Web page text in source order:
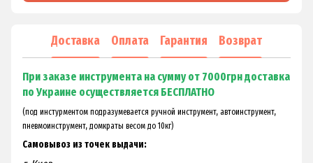
Доставка Оплата Гарантия Возврат
При заказе инструмента на сумму от 7000грн доставка
по Украине осуществляется БЕСПЛАТНО
(под инстурментом подразумевается ручной инструмент, автоинструмент,
пневмоинструмент, домкраты весом до 10кг)
Самовывоз из точек выдачи: